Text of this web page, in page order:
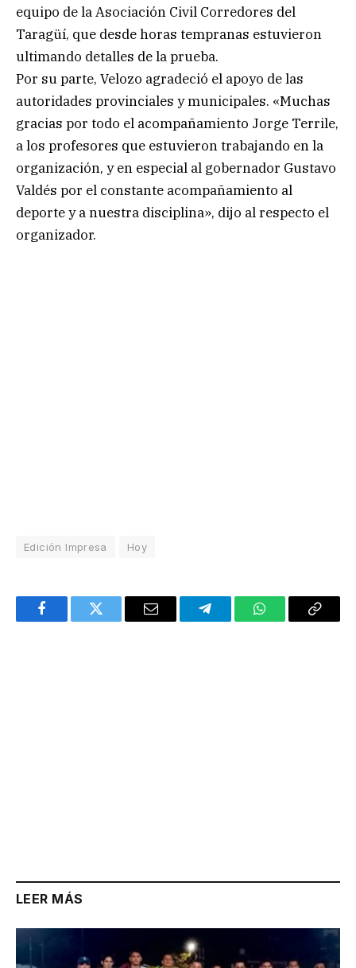
equipo de la Asociación Civil Corredores del
Taragüí, que desde horas tempranas estuvieron
ultimando detalles de la prueba.
Por su parte, Velozo agradeció el apoyo de las
autoridades provinciales y municipales. «Muchas
gracias por todo el acompañamiento Jorge Terrile,
a los profesores que estuvieron trabajando en la
organización, y en especial al gobernador Gustavo
Valdés por el constante acompañamiento al
deporte y a nuestra disciplina», dijo al respecto el
organizador.
Edición Impresa Hoy
FacebookTwitter Email TelegramWhatsAppCopy
LEER MÁS